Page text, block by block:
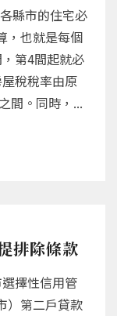
縣市的住宅必
，也就是每個
第4間起就必
稅稅率由原
間。同時，...
排除條款
擇性信用管
）第二戶貸款